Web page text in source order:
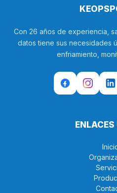
Con 26 años de experiencia,
datos tiene sus necesidades
enfriamiento,
ENLACES